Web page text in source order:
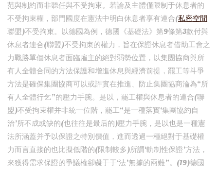
范與制約而非聽任與不受拘束。若論及主體僅限制于休息者的
不受拘束權，部門國度在憲法中明白休息者享有連合(私密空間
聯盟)不受拘束。以德國為例，德國《基礎法》第9條第3款付與
休息者連合(聯盟)不受拘束的權力，旨在保證休息者借助工會之
力戰勝單個休息者面臨雇主的絕對弱勢位置，以集團協商與所
有人全體合同的方法保護和增進休息與經濟前提，罷工等斗爭
方法是確保集團協商可以或許實在推進、防止集團協商淪為“所
有人全體行乞”的壓力手腕。是以，罷工權與休息者的連合(聯
盟)不受拘束權并非統一位階，罷工“是一種落實‘集團協約自
治’所不成或缺的(也往往是最后的)壓力手腕，是以也是一種憲
法所涵蓋并予以保證之特別價值，進而透過一種絕對于基礎權
力而言直接的也比擬低階的(限制較多)所謂‘軌制性保證’方法，
來獲得需求保證的爭議權卻礙于于‘法’無據的兩難”。(19)德國